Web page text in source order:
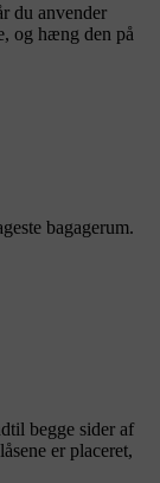
du anvender
og hæng den på
bagagerum.
begge sider af
er placeret,